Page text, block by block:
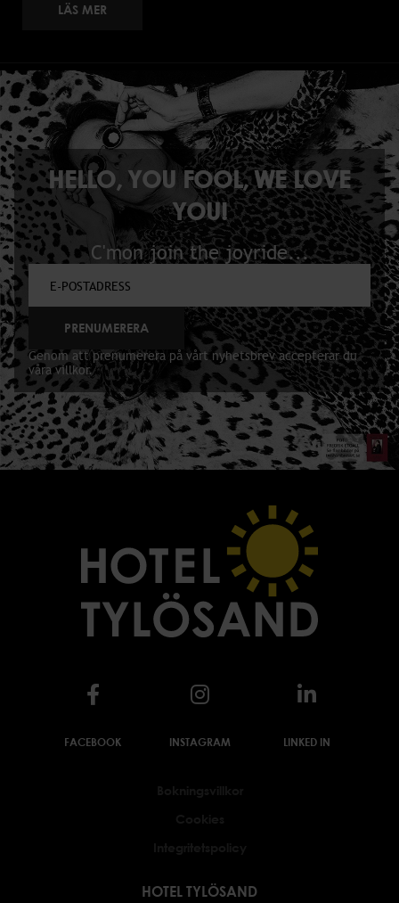
LÄS MER
HELLO, YOU FOOL, WE LOVE
YOU!
C'mon join the joyride...
PRENUMERERA
Genom att prenumerera på vårt nyhetsbrev accepterar du
våra villkor.
FACEBOOK INSTAGRAM LINKED IN
HOTEL TYLÖSAND